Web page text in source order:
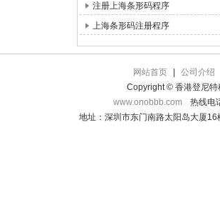
注册上海条形码程序
上海条形码注册程序
网站首页
公司介绍
Copyright © 香港登尼特
www.onobbb.com
热线电
地址：深圳市东门南路太阳岛大厦